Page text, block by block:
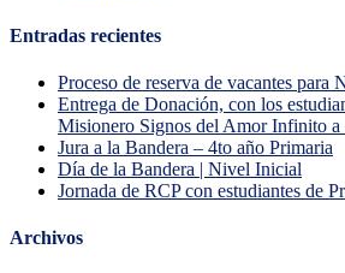
Entradas recientes
Proceso de reserva de vacantes para
Entrega de Donación, con los
Misionero Signos del Amor Infinito a
Jura a la Bandera – 4to año Primaria
Día de la Bandera | Nivel Inicial
Jornada de RCP con estudiantes de
Archivos